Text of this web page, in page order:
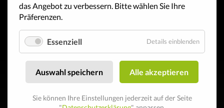
das Angebot zu verbessern. Bitte wählen Sie Ihre
Präferenzen.
Essenziell Details einblenden
Auswahl speichern Alle akzeptieren
Sie können Ihre Einstellungen jederzeit auf der Seite